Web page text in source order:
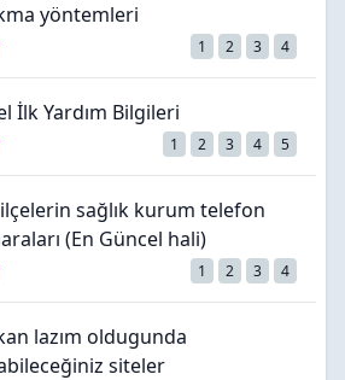
yöntemleri
1 2 3 4
İlk Yardım Bilgileri
1 2 3 4 5
sağlık kurum telefon
(En Güncel hali)
1 2 3 4
lazım oldugunda
siteler